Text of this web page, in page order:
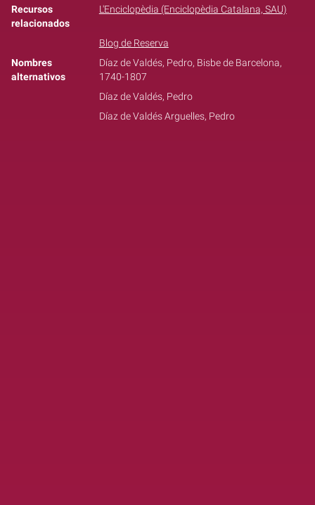
Recursos
relacionados
L'Enciclopèdia (Enciclopèdia Catalana, SAU)
Blog de Reserva
Nombres
alternativos
Díaz de Valdés, Pedro, Bisbe de Barcelona,
1740-1807
Díaz de Valdés, Pedro
Díaz de Valdés Arguelles, Pedro